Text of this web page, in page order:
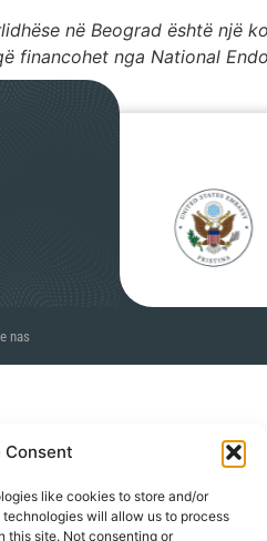
Consent
like cookies to store and/or
will allow us to process
this site. Not consenting or
në Beograd është një
financohet nga National
nas